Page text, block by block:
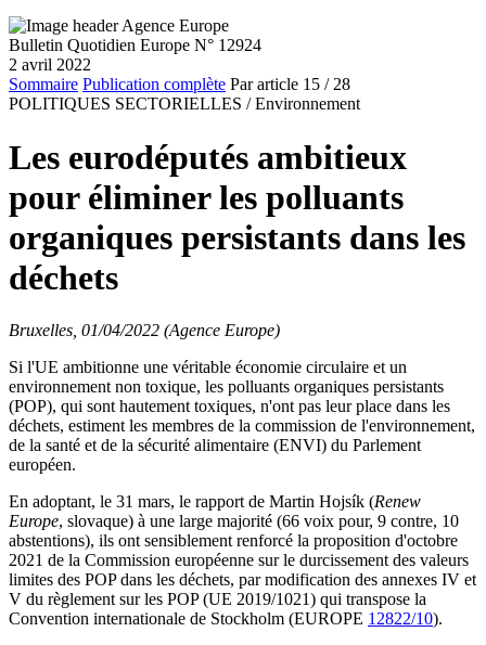
Bulletin Quotidien Europe N° 12924
2 avril 2022
Sommaire Publication complète Par article 15 / 28
POLITIQUES SECTORIELLES / Environnement
Les eurodéputés ambitieux
pour éliminer les polluants
organiques persistants dans les
déchets
Bruxelles, 01/04/2022 (Agence Europe)
Si l'UE ambitionne une véritable économie circulaire et un
environnement non toxique, les polluants organiques persistants
(POP), qui sont hautement toxiques, n'ont pas leur place dans les
déchets, estiment les membres de la commission de l'environnement,
de la santé et de la sécurité alimentaire (ENVI) du Parlement
européen.
En adoptant, le 31 mars, le rapport de Martin Hojsík (Renew
Europe, slovaque) à une large majorité (66 voix pour, 9 contre, 10
abstentions), ils ont sensiblement renforcé la proposition d'octobre
2021 de la Commission européenne sur le durcissement des valeurs
limites des POP dans les déchets, par modification des annexes IV et
V du règlement sur les POP (UE 2019/1021) qui transpose la
Convention internationale de Stockholm (EUROPE 12822/10).